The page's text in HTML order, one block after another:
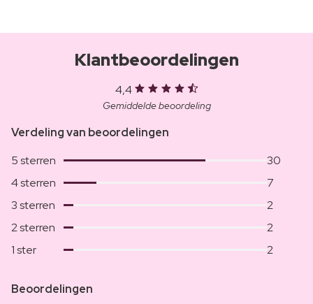
Klantbeoordelingen
4,4
Gemiddelde beoordeling
Verdeling van beoordelingen
5 sterren
30
4 sterren
7
3 sterren
2
2 sterren
2
1 ster
2
Beoordelingen